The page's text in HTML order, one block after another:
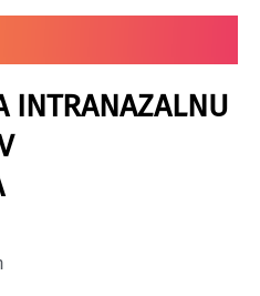
INTRANAZALNU